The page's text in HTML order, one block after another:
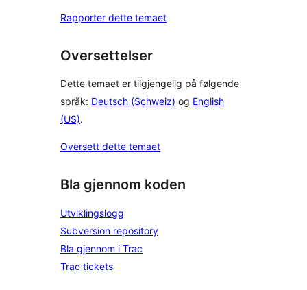
Rapporter dette temaet
Oversettelser
Dette temaet er tilgjengelig på følgende
språk: Deutsch (Schweiz) og English
(US).
Oversett dette temaet
Bla gjennom koden
Utviklingslogg
Subversion repository
Bla gjennom i Trac
Trac tickets